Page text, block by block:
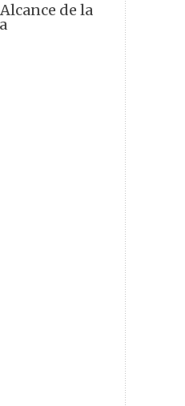
de la